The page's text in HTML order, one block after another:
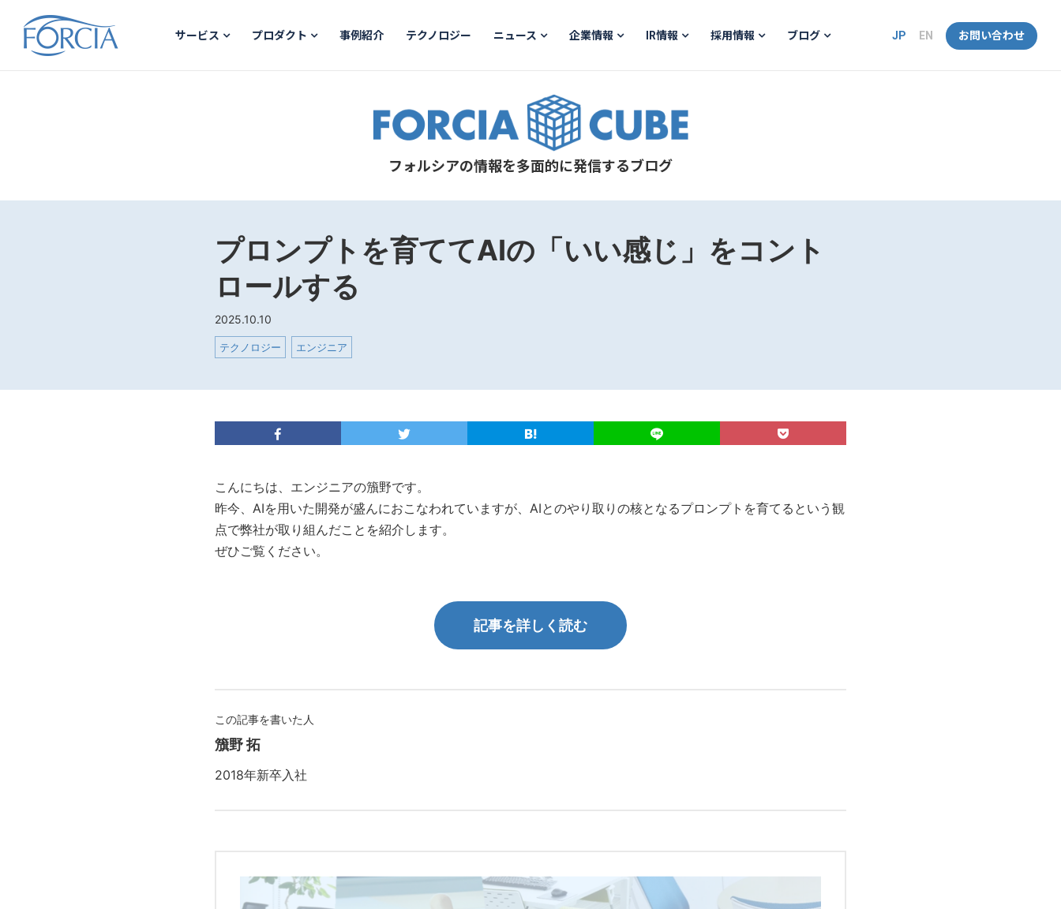
サービス プロダクト 事例紹介 テクノロジー ニュース 企業情報 IR情報 採用情報 ブログ JP EN お問い合わせ
フォルシアの情報を多面的に発信するブログ
プロンプトを育ててAIの「いい感じ」をコント
ロールする
2025.10.10
テクノロジー エンジニア
こんにちは、エンジニアの籏野です。
昨今、AIを用いた開発が盛んにおこなわれていますが、AIとのやり取りの核となるプロンプトを育てるという観
点で弊社が取り組んだことを紹介します。
ぜひご覧ください。
記事を詳しく読む
この記事を書いた人
籏野 拓
2018年新卒入社